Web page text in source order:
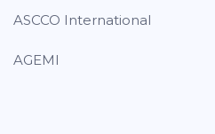
ASCCO International
AGEMI